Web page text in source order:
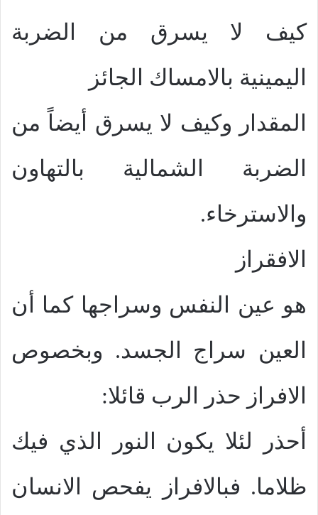
كيف لا يسرق من الضربة
اليمينية بالامساك الجائز
المقدار وكيف لا يسرق أيضاً من
الضربة الشمالية بالتهاون
والاسترخاء.
الافقراز
هو عين النفس وسراجها كما أن
العين سراج الجسد. وبخصوص
الافراز حذر الرب قائلا:
أحذر لئلا يكون النور الذي فيك
ظلاما. فبالافراز يفحص الانسان